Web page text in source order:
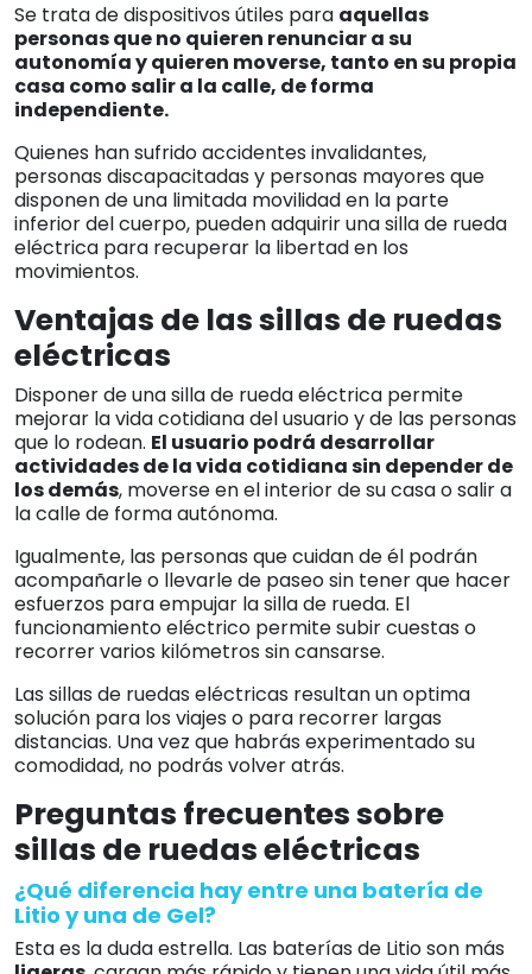
Se trata de dispositivos útiles para aquellas
personas que no quieren renunciar a su
autonomía y quieren moverse, tanto en su propia
casa como salir a la calle, de forma
independiente.
Quienes han sufrido accidentes invalidantes,
personas discapacitadas y personas mayores que
disponen de una limitada movilidad en la parte
inferior del cuerpo, pueden adquirir una silla de rueda
eléctrica para recuperar la libertad en los
movimientos.
Ventajas de las sillas de ruedas
eléctricas
Disponer de una silla de rueda eléctrica permite
mejorar la vida cotidiana del usuario y de las personas
que lo rodean. El usuario podrá desarrollar
actividades de la vida cotidiana sin depender de
los demás, moverse en el interior de su casa o salir a
la calle de forma autónoma.
Igualmente, las personas que cuidan de él podrán
acompañarle o llevarle de paseo sin tener que hacer
esfuerzos para empujar la silla de rueda. El
funcionamiento eléctrico permite subir cuestas o
recorrer varios kilómetros sin cansarse.
Las sillas de ruedas eléctricas resultan un optima
solución para los viajes o para recorrer largas
distancias. Una vez que habrás experimentado su
comodidad, no podrás volver atrás.
Preguntas frecuentes sobre
sillas de ruedas eléctricas
¿Qué diferencia hay entre una batería de
Litio y una de Gel?
Esta es la duda estrella. Las baterías de Litio son más